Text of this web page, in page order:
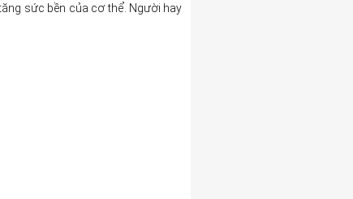
sức bền của cơ thể. Người hay